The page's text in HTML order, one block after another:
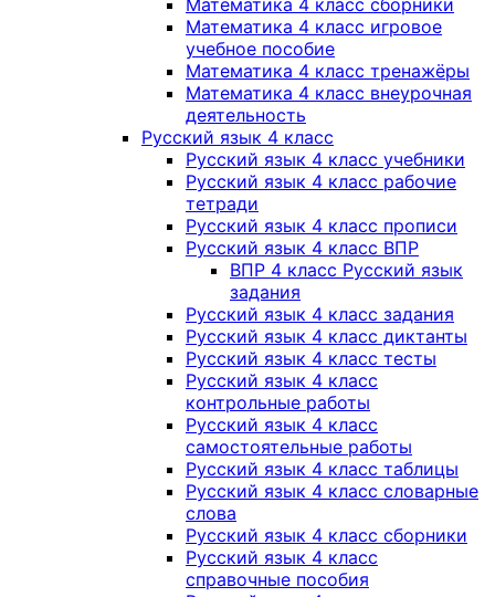
Математика 4 класс сборники
Математика 4 класс игровое
учебное пособие
Математика 4 класс тренажёры
Математика 4 класс внеурочная
деятельность
Русский язык 4 класс
Русский язык 4 класс учебники
Русский язык 4 класс рабочие
тетради
Русский язык 4 класс прописи
Русский язык 4 класс ВПР
ВПР 4 класс Русский язык
задания
Русский язык 4 класс задания
Русский язык 4 класс диктанты
Русский язык 4 класс тесты
Русский язык 4 класс
контрольные работы
Русский язык 4 класс
самостоятельные работы
Русский язык 4 класс таблицы
Русский язык 4 класс словарные
слова
Русский язык 4 класс сборники
Русский язык 4 класс
справочные пособия